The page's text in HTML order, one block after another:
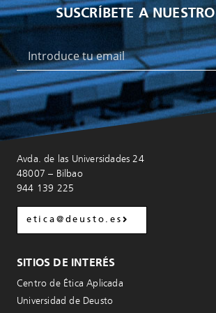
SUSCRÍBETE A
Avda. de las Universidades 24
48007 – Bilbao
944 139 225
etica@deusto.es
SITIOS DE INTERÉS
Centro de Ética Aplicada
Universidad de Deusto